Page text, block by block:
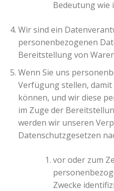
Bedeutung wie
Wir sind ein
personenbezogenen
Bereitstellung von
Wenn Sie uns
Verfügung stellen,
können, und wir diese
im Zuge der
werden wir unseren
Datenschutzgesetzen
vor oder zum
Zwecke